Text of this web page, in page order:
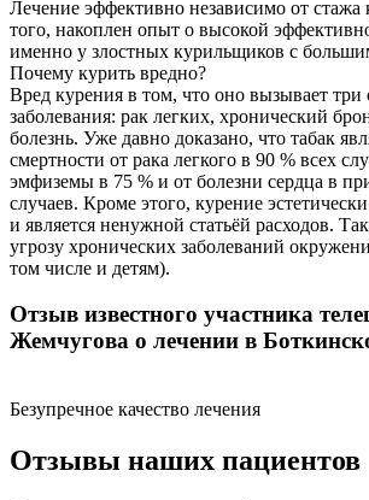
Лечение эффективно независимо от стажа
того, накоплен опыт о высокой
именно у злостных курильщиков с
Почему курить вредно?
Вред курения в том, что оно вызывает
заболевания: рак легких, хронический
болезнь. Уже давно доказано, что табак
смертности от рака легкого в 90 % всех
эмфиземы в 75 % и от болезни сердца в
случаев. Кроме этого, курение
и является ненужной статьёй расходов.
угрозу хронических заболеваний
том числе и детям).
Отзыв известного участника
Жемчугова о лечении в
Безупречное качество лечения
Отзывы наших пациентов